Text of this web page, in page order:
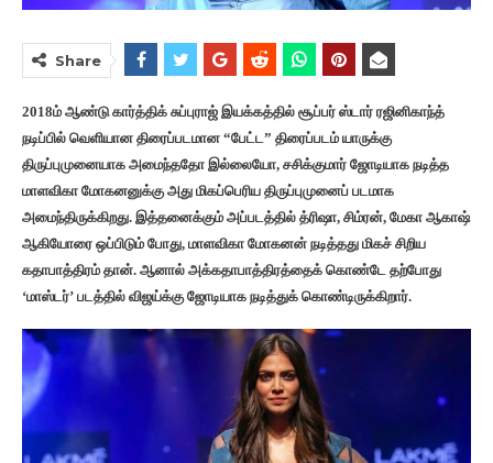
Share
2018ம் ஆண்டு கார்த்திக் சுப்புராஜ் இயக்கத்தில் சூப்பர் ஸ்டார் ரஜினிகாந்த்
நடிப்பில் வெளியான திரைப்படமான “பேட்ட” திரைப்படம் யாருக்கு
திருப்புமுனையாக அமைந்ததோ இல்லையோ, சசிக்குமார் ஜோடியாக நடித்த
மாளவிகா மோகனனுக்கு அது மிகப்பெரிய திருப்புமுனைப் படமாக
அமைந்திருக்கிறது. இத்தனைக்கும் அப்படத்தில் த்ரிஷா, சிம்ரன், மேகா ஆகாஷ்
ஆகியோரை ஒப்பிடும் போது, மாளவிகா மோகனன் நடித்தது மிகச் சிறிய
கதாபாத்திரம் தான். ஆனால் அக்கதாபாத்திரத்தைக் கொண்டே தற்போது
‘மாஸ்டர்’ படத்தில் விஜய்க்கு ஜோடியாக நடித்துக் கொண்டிருக்கிறார்.